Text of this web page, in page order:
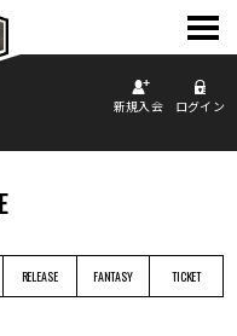
新規入会 ログイン
RELEASE FANTASY TICKET